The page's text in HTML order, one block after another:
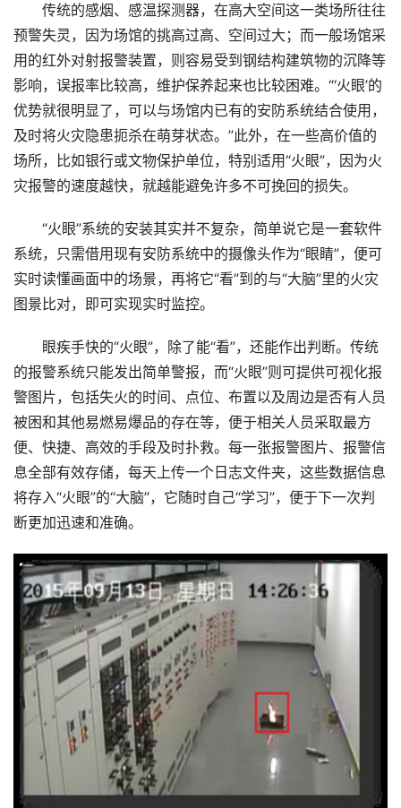
传统的感烟、感温探测器，在高大空间这一类场所往往
预警失灵，因为场馆的挑高过高、空间过大；而一般场馆采
用的红外对射报警装置，则容易受到钢结构建筑物的沉降等
影响，误报率比较高，维护保养起来也比较困难。“‘火眼’的
优势就很明显了，可以与场馆内已有的安防系统结合使用，
及时将火灾隐患扼杀在萌芽状态。”此外，在一些高价值的
场所，比如银行或文物保护单位，特别适用“火眼”，因为火
灾报警的速度越快，就越能避免许多不可挽回的损失。
“火眼”系统的安装其实并不复杂，简单说它是一套软件
系统，只需借用现有安防系统中的摄像头作为“眼睛”，便可
实时读懂画面中的场景，再将它“看”到的与“大脑”里的火灾
图景比对，即可实现实时监控。
眼疾手快的“火眼”，除了能“看”，还能作出判断。传统
的报警系统只能发出简单警报，而“火眼”则可提供可视化报
警图片，包括失火的时间、点位、布置以及周边是否有人员
被困和其他易燃易爆品的存在等，便于相关人员采取最方
便、快捷、高效的手段及时扑救。每一张报警图片、报警信
息全部有效存储，每天上传一个日志文件夹，这些数据信息
将存入“火眼”的“大脑”，它随时自己“学习”，便于下一次判
断更加迅速和准确。